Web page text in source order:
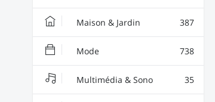
Maison & Jardin 387
Mode 738
Multimédia & Sono 35